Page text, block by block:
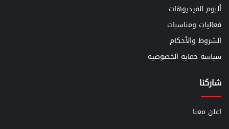
ألبوم الفيديوهات
فعاليات ومناسبات
الشروط والأحكام
سياسة حماية الخصوصية
شاركنا
اعلن معنا